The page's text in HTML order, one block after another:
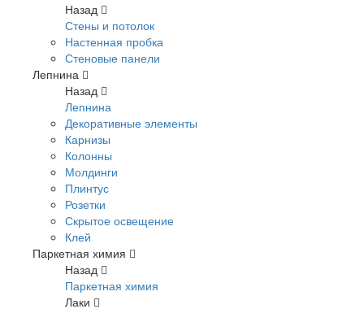
Назад
Стены и потолок
Настенная пробка
Стеновые панели
Лепнина
Назад
Лепнина
Декоративные элементы
Карнизы
Колонны
Молдинги
Плинтус
Розетки
Скрытое освещение
Клей
Паркетная химия
Назад
Паркетная химия
Лаки